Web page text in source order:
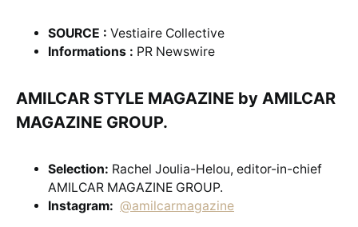
SOURCE : Vestiaire Collective
Informations : PR Newswire
AMILCAR STYLE MAGAZINE by AMILCAR
MAGAZINE GROUP.
Selection: Rachel Joulia-Helou, editor-in-chief
AMILCAR MAGAZINE GROUP.
Instagram: @amilcarmagazine